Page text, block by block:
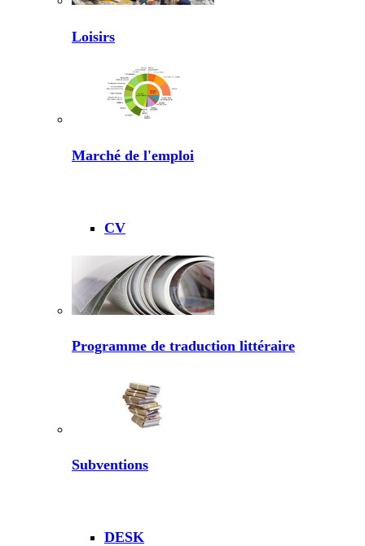
Loisirs
Marché de l'emploi
CV
Programme de traduction littéraire
Subventions
DESK